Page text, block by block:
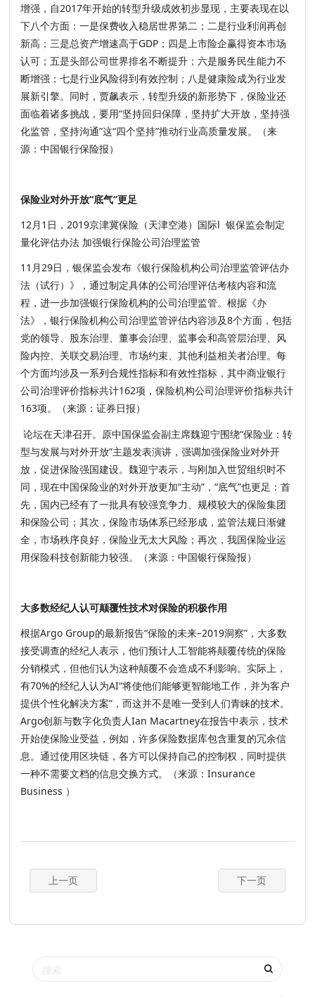
增强，自2017年开始的转型升级成效初步显现，主要表现在以
下八个方面：一是保费收入稳居世界第二；二是行业利润再创
新高；三是总资产增速高于GDP；四是上市险企赢得资本市场
认可；五是头部公司世界排名不断提升；六是服务民生能力不
断增强；七是行业风险得到有效控制；八是健康险成为行业发
展新引擎。同时，贾飙表示，转型升级的新形势下，保险业还
面临着诸多挑战，要用“坚持回归保障，坚持扩大开放，坚持强
化监管，坚持沟通”这“四个坚持”推动行业高质量发展。（来
源：中国银行保险报）
保险业对外开放“底气”更足
12月1日，2019京津冀保险（天津空港）国际l 银保监会制定
量化评估办法 加强银行保险公司治理监管
11月29日，银保监会发布《银行保险机构公司治理监管评估办
法（试行）》，通过制定具体的公司治理评估考核内容和流
程，进一步加强银行保险机构的公司治理监管。根据《办
法》，银行保险机构公司治理监管评估内容涉及8个方面，包括
党的领导、股东治理、董事会治理、监事会和高管层治理、风
险内控、关联交易治理、市场约束、其他利益相关者治理。每
个方面均涉及一系列合规性指标和有效性指标，其中商业银行
公司治理评价指标共计162项，保险机构公司治理评价指标共计
163项。（来源：证券日报）
论坛在天津召开。原中国保监会副主席魏迎宁围绕“保险业：转
型与发展与对外开放”主题发表演讲，强调加强保险业对外开
放，促进保险强国建设。魏迎宁表示，与刚加入世贸组织时不
同，现在中国保险业的对外开放更加“主动”，“底气”也更足：首
先，国内已经有了一批具有较强竞争力、规模较大的保险集团
和保险公司；其次，保险市场体系已经形成，监管法规日渐健
全，市场秩序良好，保险业无太大风险；再次，我国保险业运
用保险科技创新能力较强。（来源：中国银行保险报）
大多数经纪人认可颠覆性技术对保险的积极作用
根据Argo Group的最新报告“保险的未来–2019洞察”，大多数
接受调查的经纪人表示，他们预计人工智能将颠覆传统的保险
分销模式，但他们认为这种颠覆不会造成不利影响。实际上，
有70%的经纪人认为AI“将使他们能够更智能地工作，并为客户
提供个性化解决方案”，而这并不是唯一受到人们青睐的技术。
Argo创新与数字化负责人Ian Macartney在报告中表示，技术
开始使保险业受益，例如，许多保险数据库包含重复的冗余信
息。通过使用区块链，各方可以保持自己的控制权，同时提供
一种不需要文档的信息交换方式。（来源：Insurance
Business ）
上一页 下一页